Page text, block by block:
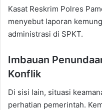
Kasat Reskrim Polres
menyebut laporan
administrasi di SPKT.
Imbauan
Konflik
Di sisi lain, situasi
perhatian pemerintah.